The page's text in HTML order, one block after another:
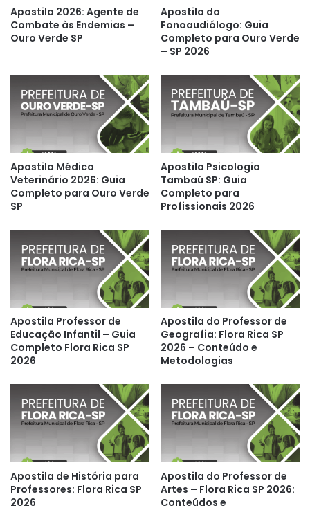
Apostila 2026: Agente de
Combate às Endemias –
Ouro Verde SP
Apostila do
Fonoaudiólogo: Guia
Completo para Ouro Verde
– SP 2026
Apostila Médico
Veterinário 2026: Guia
Completo para Ouro Verde
SP
Apostila Psicologia
Tambaú SP: Guia
Completo para
Profissionais 2026
Apostila Professor de
Educação Infantil – Guia
Completo Flora Rica SP
2026
Apostila do Professor de
Geografia: Flora Rica SP
2026 – Conteúdo e
Metodologias
Apostila de História para
Professores: Flora Rica SP
2026
Apostila do Professor de
Artes – Flora Rica SP 2026:
Conteúdos e